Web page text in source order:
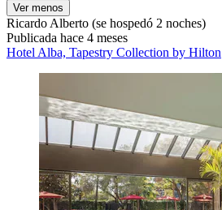
Ver menos
Ricardo Alberto (se hospedó 2 noches)
Publicada hace 4 meses
Hotel Alba, Tapestry Collection by Hilton